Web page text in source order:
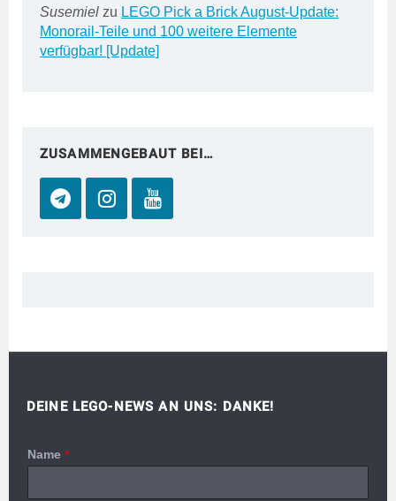
Susemiel zu LEGO Pick a Brick August-Update:
Monorail-Teile und 100 weitere Elemente
verfügbar! [Update]
ZUSAMMENGEBAUT BEI…
DEINE LEGO-NEWS AN UNS: DANKE!
Name *